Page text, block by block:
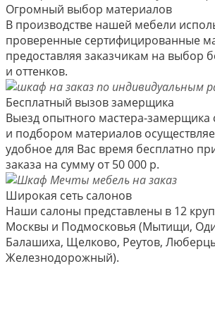
Огромный выбор материалов
В производстве нашей мебели
проверенные сертифицированные
предоставляя заказчикам на выбор
и оттенков.
Бесплатный вызов замерщика
Выезд опытного мастера-замерщика
и подбором материалов
удобное для Вас время бесплатно
заказа на сумму от 50 000 р.
Широкая сеть салонов
Наши салоны представлены в 12
Москвы и Подмосковья (Мытищи,
Балашиха, Щелково, Реутов,
Железнодорожный).